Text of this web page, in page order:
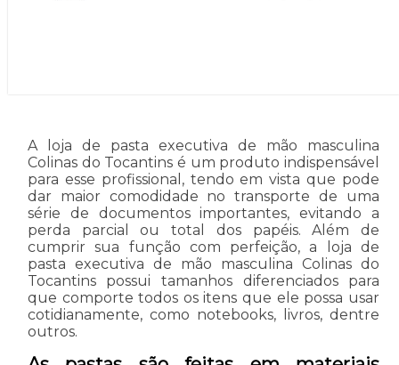
A loja de pasta executiva de mão masculina
Colinas do Tocantins é um produto indispensável
para esse profissional, tendo em vista que pode
dar maior comodidade no transporte de uma
série de documentos importantes, evitando a
perda parcial ou total dos papéis. Além de
cumprir sua função com perfeição, a loja de
pasta executiva de mão masculina Colinas do
Tocantins possui tamanhos diferenciados para
que comporte todos os itens que ele possa usar
cotidianamente, como notebooks, livros, dentre
outros.